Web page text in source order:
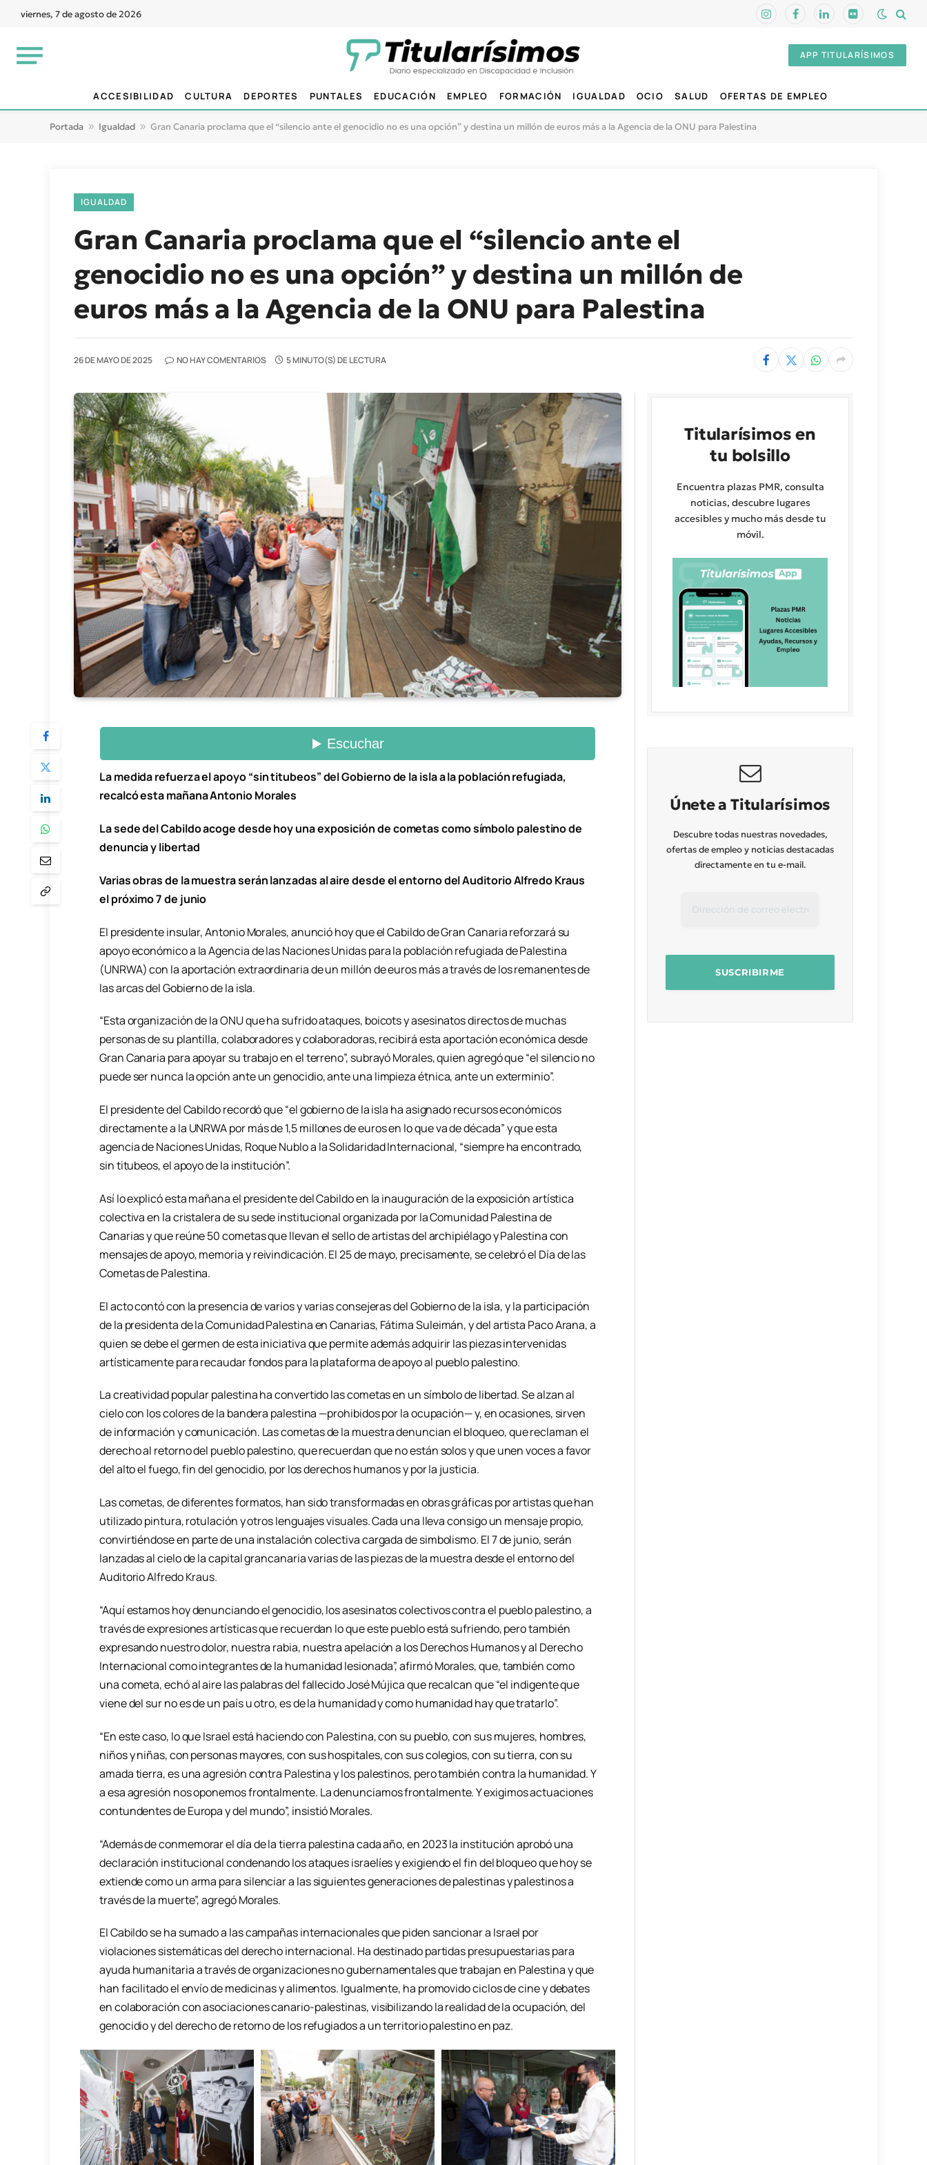
viernes, 7 de agosto de 2026 InstagramFacebookLinkedInFlickr
APP TITULARÍSIMOS
ACCESIBILIDAD CULTURA DEPORTES PUNTALES EDUCACIÓN EMPLEO FORMACIÓN IGUALDAD OCIO SALUD OFERTAS DE EMPLEO
Portada » Igualdad » Gran Canaria proclama que el “silencio ante el genocidio no es una opción” y destina un millón de euros más a la Agencia de la ONU para Palestina
IGUALDAD
Gran Canaria proclama que el “silencio ante el
genocidio no es una opción” y destina un millón de
euros más a la Agencia de la ONU para Palestina
26 DE MAYO DE 2025 NO HAY COMENTARIOS 5 MINUTO(S) DE LECTURA
La medida refuerza el apoyo “sin titubeos” del Gobierno de la isla a la población refugiada,
recalcó esta mañana Antonio Morales
La sede del Cabildo acoge desde hoy una exposición de cometas como símbolo palestino de
denuncia y libertad
Varias obras de la muestra serán lanzadas al aire desde el entorno del Auditorio Alfredo Kraus
el próximo 7 de junio
El presidente insular, Antonio Morales, anunció hoy que el Cabildo de Gran Canaria reforzará su
apoyo económico a la Agencia de las Naciones Unidas para la población refugiada de Palestina
(UNRWA) con la aportación extraordinaria de un millón de euros más a través de los remanentes de
las arcas del Gobierno de la isla.
“Esta organización de la ONU que ha sufrido ataques, boicots y asesinatos directos de muchas
personas de su plantilla, colaboradores y colaboradoras, recibirá esta aportación económica desde
Gran Canaria para apoyar su trabajo en el terreno”, subrayó Morales, quien agregó que “el silencio no
puede ser nunca la opción ante un genocidio, ante una limpieza étnica, ante un exterminio”.
El presidente del Cabildo recordó que “el gobierno de la isla ha asignado recursos económicos
directamente a la UNRWA por más de 1,5 millones de euros en lo que va de década” y que esta
agencia de Naciones Unidas, Roque Nublo a la Solidaridad Internacional, “siempre ha encontrado,
sin titubeos, el apoyo de la institución”.
Así lo explicó esta mañana el presidente del Cabildo en la inauguración de la exposición artística
colectiva en la cristalera de su sede institucional organizada por la Comunidad Palestina de
Canarias y que reúne 50 cometas que llevan el sello de artistas del archipiélago y Palestina con
mensajes de apoyo, memoria y reivindicación. El 25 de mayo, precisamente, se celebró el Día de las
Cometas de Palestina.
El acto contó con la presencia de varios y varias consejeras del Gobierno de la isla, y la participación
de la presidenta de la Comunidad Palestina en Canarias, Fátima Suleimán, y del artista Paco Arana, a
quien se debe el germen de esta iniciativa que permite además adquirir las piezas intervenidas
artísticamente para recaudar fondos para la plataforma de apoyo al pueblo palestino.
La creatividad popular palestina ha convertido las cometas en un símbolo de libertad. Se alzan al
cielo con los colores de la bandera palestina —prohibidos por la ocupación— y, en ocasiones, sirven
de información y comunicación. Las cometas de la muestra denuncian el bloqueo, que reclaman el
derecho al retorno del pueblo palestino, que recuerdan que no están solos y que unen voces a favor
del alto el fuego, fin del genocidio, por los derechos humanos y por la justicia.
Las cometas, de diferentes formatos, han sido transformadas en obras gráficas por artistas que han
utilizado pintura, rotulación y otros lenguajes visuales. Cada una lleva consigo un mensaje propio,
convirtiéndose en parte de una instalación colectiva cargada de simbolismo. El 7 de junio, serán
lanzadas al cielo de la capital grancanaria varias de las piezas de la muestra desde el entorno del
Auditorio Alfredo Kraus.
“Aquí estamos hoy denunciando el genocidio, los asesinatos colectivos contra el pueblo palestino, a
través de expresiones artísticas que recuerdan lo que este pueblo está sufriendo, pero también
expresando nuestro dolor, nuestra rabia, nuestra apelación a los Derechos Humanos y al Derecho
Internacional como integrantes de la humanidad lesionada”, afirmó Morales, que, también como
una cometa, echó al aire las palabras del fallecido José Mújica que recalcan que “el indigente que
viene del sur no es de un país u otro, es de la humanidad y como humanidad hay que tratarlo”.
“En este caso, lo que Israel está haciendo con Palestina, con su pueblo, con sus mujeres, hombres,
niños y niñas, con personas mayores, con sus hospitales, con sus colegios, con su tierra, con su
amada tierra, es una agresión contra Palestina y los palestinos, pero también contra la humanidad. Y
a esa agresión nos oponemos frontalmente. La denunciamos frontalmente. Y exigimos actuaciones
contundentes de Europa y del mundo”, insistió Morales.
“Además de conmemorar el día de la tierra palestina cada año, en 2023 la institución aprobó una
declaración institucional condenando los ataques israelíes y exigiendo el fin del bloqueo que hoy se
extiende como un arma para silenciar a las siguientes generaciones de palestinas y palestinos a
través de la muerte”, agregó Morales.
El Cabildo se ha sumado a las campañas internacionales que piden sancionar a Israel por
violaciones sistemáticas del derecho internacional. Ha destinado partidas presupuestarias para
ayuda humanitaria a través de organizaciones no gubernamentales que trabajan en Palestina y que
han facilitado el envío de medicinas y alimentos. Igualmente, ha promovido ciclos de cine y debates
en colaboración con asociaciones canario-palestinas, visibilizando la realidad de la ocupación, del
genocidio y del derecho de retorno de los refugiados a un territorio palestino en paz.
Titularísimos en
tu bolsillo
Encuentra plazas PMR, consulta
noticias, descubre lugares
accesibles y mucho más desde tu
móvil.
Únete a Titularísimos
Descubre todas nuestras novedades,
ofertas de empleo y noticias destacadas
directamente en tu e-mail.